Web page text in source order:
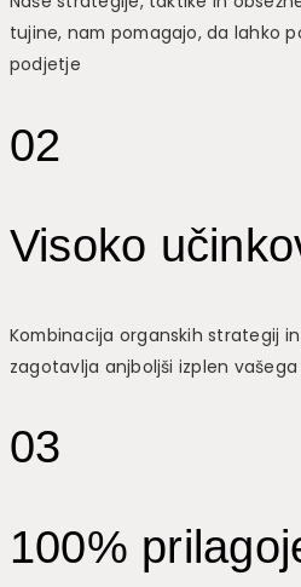
tujine, nam pomagajo, da lahko
podjetje
02
Visoko
Kombinacija organskih strategij
zagotavlja anjboljši izplen
03
100%